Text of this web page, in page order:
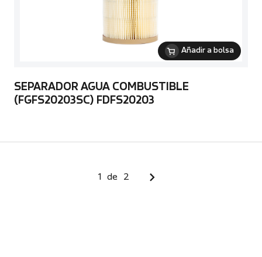
Añadir a bolsa
SEPARADOR AGUA COMBUSTIBLE
(FGFS20203SC) FDFS20203
1 de 2